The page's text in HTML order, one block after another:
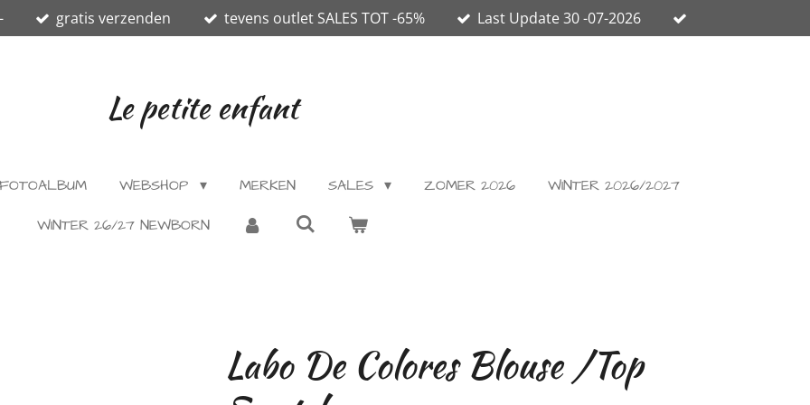
gratis verzenden tevens outlet SALES TOT -65% Last Update 30 -07-2026
Le petite enfant
FOTOALBUM WEBSHOP MERKEN SALES ZOMER 2026
WINTER 2026/2027
WINTER 26/27 NEWBORN
Labo De Colores Blouse /Top